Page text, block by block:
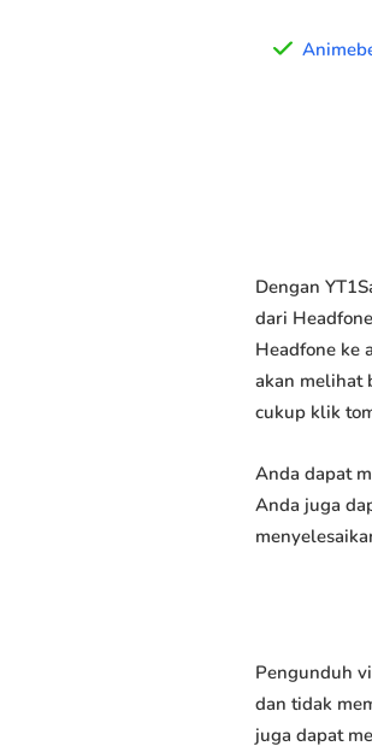
Dengan
dari
Headfone ke
akan melihat
cukup klik
Anda dapat
Anda juga
Pengunduh
dan tidak
juga dapat